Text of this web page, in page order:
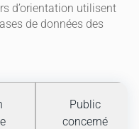
d’orientation utilisent
de données des
Public
concerné